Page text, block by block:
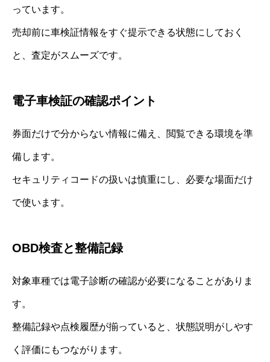
っています。
売却前に車検証情報をすぐ提示できる状態にしておく
と、査定がスムーズです。
電子車検証の確認ポイント
券面だけで分からない情報に備え、閲覧できる環境を準
備します。
セキュリティコードの扱いは慎重にし、必要な場面だけ
で使います。
OBD検査と整備記録
対象車種では電子診断の確認が必要になることがありま
す。
整備記録や点検履歴が揃っていると、状態説明がしやす
く評価にもつながります。